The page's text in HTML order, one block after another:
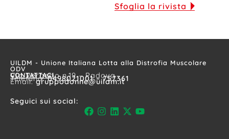
Sfoglia la rivista
UILDM - Unione Italiana Lotta alla Distrofia Muscolare
ODV
CONTATTACI
Via Vergerio n.19 – Padova
Telefono:0498021001 – 757361
Email:gruppodonne@uildm.it
Seguici sui social: